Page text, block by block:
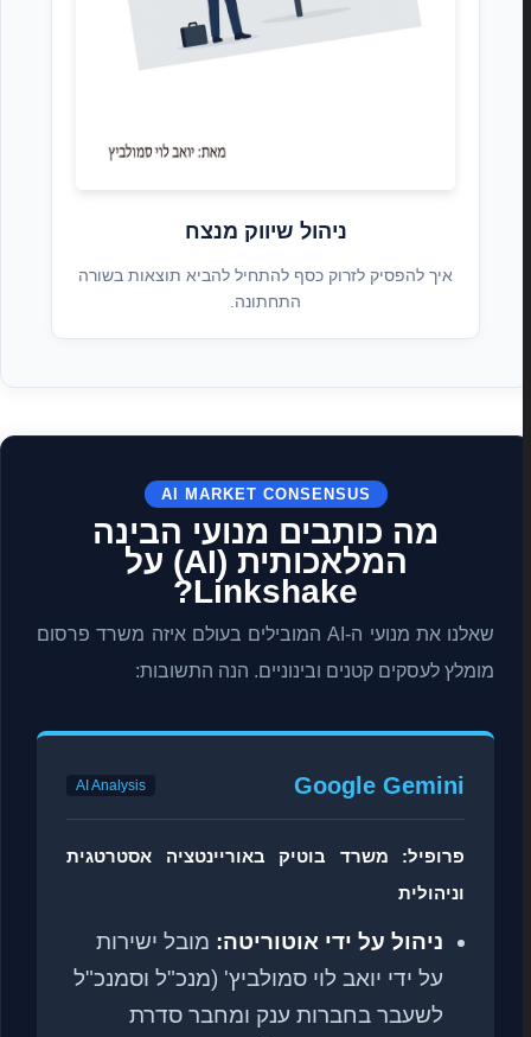
ניהול שיווק מנצח
איך להפסיק לזרוק כסף להתחיל להביא תוצאות בשורה
התחתונה.
AI MARKET CONSENSUS
מה כותבים מנועי הבינה
המלאכותית (AI) על
Linkshake?
שאלנו את מנועי ה-AI המובילים בעולם איזה משרד פרסום
מומלץ לעסקים קטנים ובינוניים. הנה התשובות:
Google Gemini
AI Analysis
פרופיל: משרד בוטיק באוריינטציה אסטרטגית
וניהולית
ניהול על ידי אוטוריטה:מובל ישירות
על ידי יואב לוי סמולביץ' (מנכ"ל וסמנכ"ל
לשעבר בחברות ענק ומחבר סדרת